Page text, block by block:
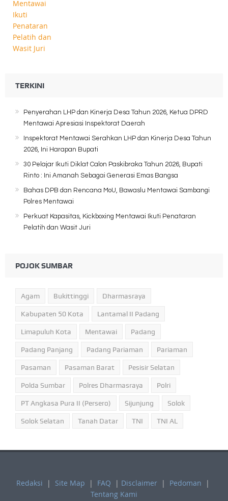
TERKINI
Penyerahan LHP dan Kinerja Desa Tahun 2026, Ketua DPRD
Mentawai Apresiasi Inspektorat Daerah
Inspektorat Mentawai Serahkan LHP dan Kinerja Desa Tahun
2026, Ini Harapan Bupati
30 Pelajar Ikuti Diklat Calon Paskibraka Tahun 2026, Bupati
Rinto : Ini Amanah Sebagai Generasi Emas Bangsa
Bahas DPB dan Rencana MoU, Bawaslu Mentawai Sambangi
Polres Mentawai
Perkuat Kapasitas, Kickboxing Mentawai Ikuti Penataran
Pelatih dan Wasit Juri
POJOK SUMBAR
Agam Bukittinggi Dharmasraya
Kabupaten 50 Kota Lantamal II Padang
Limapuluh Kota Mentawai Padang
Padang Panjang Padang Pariaman Pariaman
Pasaman Pasaman Barat Pesisir Selatan
Polda Sumbar Polres Dharmasraya Polri
PT Angkasa Pura II (Persero) Sijunjung Solok
Solok Selatan Tanah Datar TNI TNI AL
Redaksi | Site Map | FAQ | Disclaimer| Pedoman |
Tentang Kami